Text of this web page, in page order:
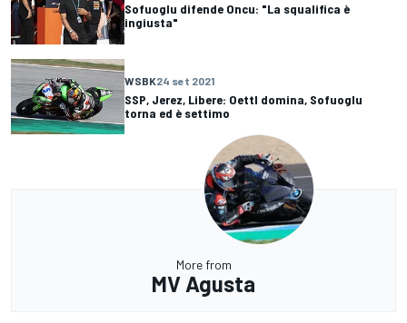
Sofuoglu difende Oncu: "La squalifica è
ingiusta"
WSBK24 set 2021
SSP, Jerez, Libere: Oettl domina, Sofuoglu
torna ed è settimo
More from
MV Agusta